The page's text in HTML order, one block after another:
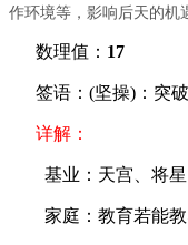
作环境等，影响后天的机
数理值： 17
签语：(坚操)：突破
详解：
基业：天宫、将星
家庭：教育若能教